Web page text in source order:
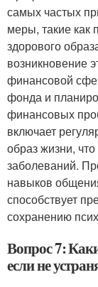
самых частых
меры, такие как
здорового
возникновение
финансовой
фонда и
финансовых
включает
образ жизни,
заболеваний.
навыков
способствует
сохранению
Вопрос 7:
если не